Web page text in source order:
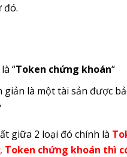
đó.
“Token chứng khoán“
là một tài sản được
giữa 2 loại đó chính là
, Token chứng khoán thì